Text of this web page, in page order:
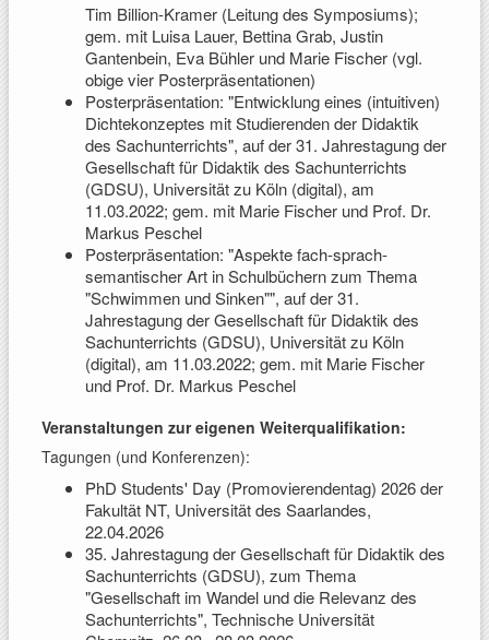
Tim Billion-Kramer (Leitung des Symposiums);
gem. mit Luisa Lauer, Bettina Grab, Justin
Gantenbein, Eva Bühler und Marie Fischer (vgl.
obige vier Posterpräsentationen)
Posterpräsentation: "Entwicklung eines (intuitiven)
Dichtekonzeptes mit Studierenden der Didaktik
des Sachunterrichts", auf der 31. Jahrestagung der
Gesellschaft für Didaktik des Sachunterrichts
(GDSU), Universität zu Köln (digital), am
11.03.2022; gem. mit Marie Fischer und Prof. Dr.
Markus Peschel
Posterpräsentation: "Aspekte fach-sprach-
semantischer Art in Schulbüchern zum Thema
"Schwimmen und Sinken"", auf der 31.
Jahrestagung der Gesellschaft für Didaktik des
Sachunterrichts (GDSU), Universität zu Köln
(digital), am 11.03.2022; gem. mit Marie Fischer
und Prof. Dr. Markus Peschel
Veranstaltungen zur eigenen Weiterqualifikation:
Tagungen (und Konferenzen):
PhD Students' Day (Promovierendentag) 2026 der
Fakultät NT, Universität des Saarlandes,
22.04.2026
35. Jahrestagung der Gesellschaft für Didaktik des
Sachunterrichts (GDSU), zum Thema
"Gesellschaft im Wandel und die Relevanz des
Sachunterrichts", Technische Universität